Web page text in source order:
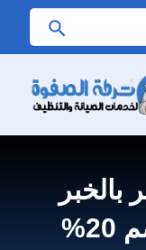
0556654808 خصم 20%